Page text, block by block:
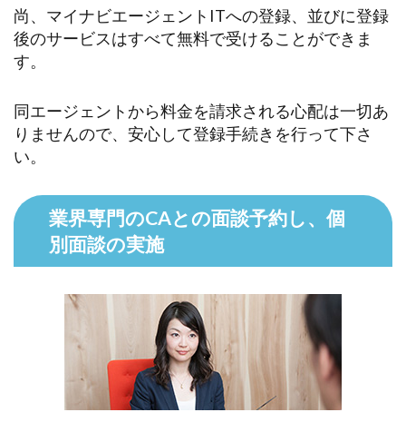
尚、マイナビエージェントITへの登録、並びに登録
後のサービスはすべて無料で受けることができま
す。
同エージェントから料金を請求される心配は一切あ
りませんので、安心して登録手続きを行って下さ
い。
業界専門のCAとの面談予約し、個
別面談の実施